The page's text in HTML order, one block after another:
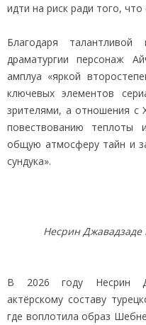
идти на риск ради того,
Благодаря
драматургии персонаж
амплуа «яркой
ключевых элементов
зрителями, а отношения с
повествованию теплоты
общую атмосферу тайн и
сундука».
Несрин Джавадзаде
В 2026 году Несрин
актёрскому составу
где воплотила образ